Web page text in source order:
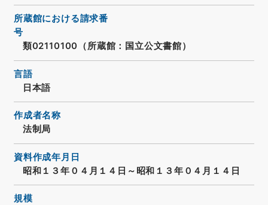
所蔵館における請求番
号
類02110100（所蔵館：国立公文書館）
言語
日本語
作成者名称
法制局
資料作成年月日
昭和１３年０４月１４日～昭和１３年０４月１４日
規模